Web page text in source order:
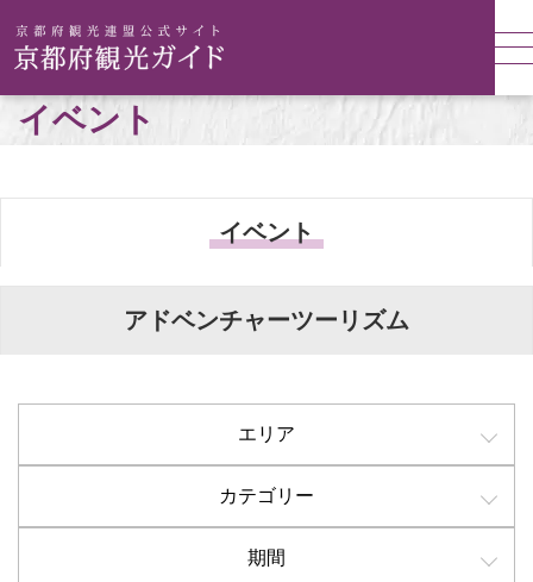
イベント
イベント
アドベンチャーツーリズム
エリア
カテゴリー
期間